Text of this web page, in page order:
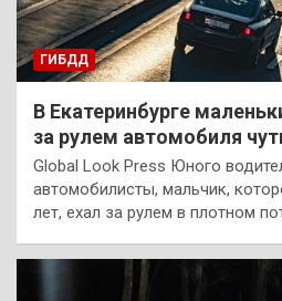
ГИБДД
В Екатеринбурге
за рулем автомобиля
Global Look Press Юного
автомобилисты, мальчик,
лет, ехал за рулем в плотном